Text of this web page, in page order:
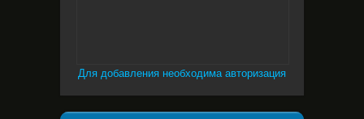
Для добавления необходима авторизация